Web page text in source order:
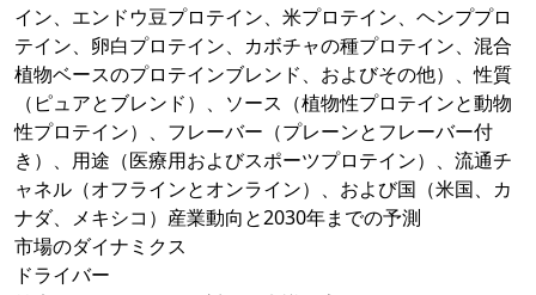
イン、エンドウ豆プロテイン、米プロテイン、ヘンププロ
テイン、卵白プロテイン、カボチャの種プロテイン、混合
植物ベースのプロテインブレンド、およびその他）、性質
（ピュアとブレンド）、ソース（植物性プロテインと動物
性プロテイン）、フレーバー（プレーンとフレーバー付
き）、用途（医療用およびスポーツプロテイン）、流通チ
ャネル（オフラインとオンライン）、および国（米国、カ
ナダ、メキシコ）産業動向と2030年までの予測
市場のダイナミクス
ドライバー